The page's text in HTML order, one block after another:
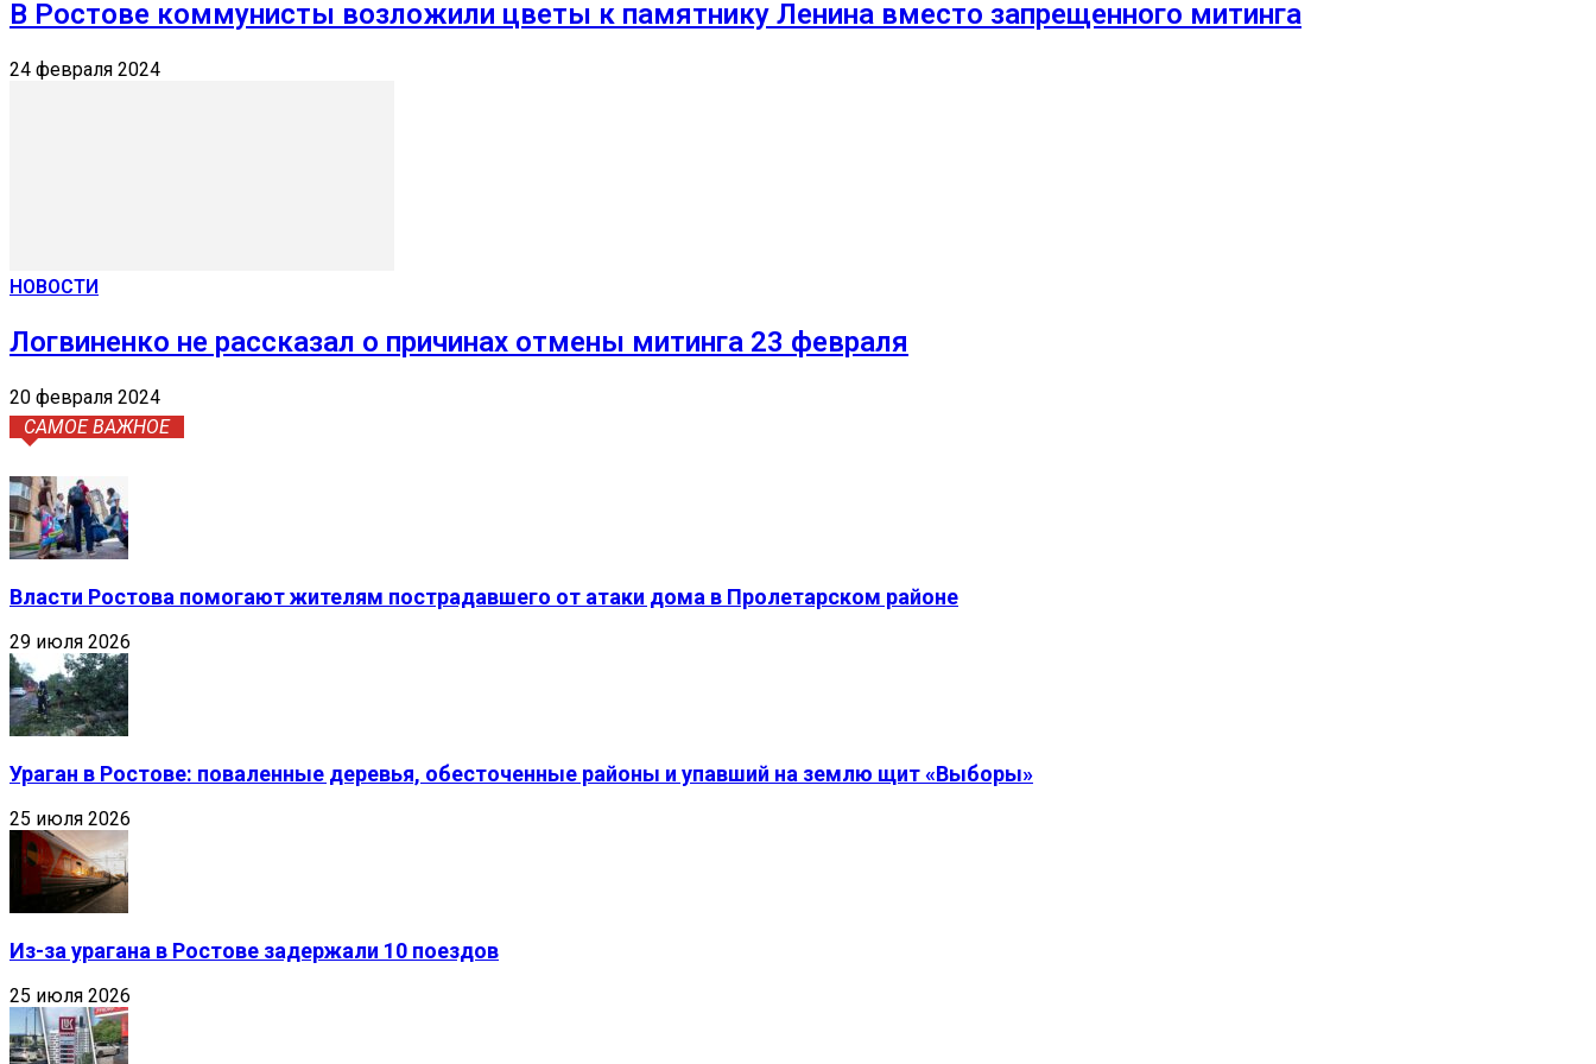
В Ростове коммунисты возложили цветы к памятнику Ленина вместо запрещенного митинга
24 февраля 2024
НОВОСТИ
Логвиненко не рассказал о причинах отмены митинга 23 февраля
20 февраля 2024
САМОЕ ВАЖНОЕ
Власти Ростова помогают жителям пострадавшего от атаки дома в Пролетарском районе
29 июля 2026
Ураган в Ростове: поваленные деревья, обесточенные районы и упавший на землю щит «Выборы»
25 июля 2026
Из-за урагана в Ростове задержали 10 поездов
25 июля 2026